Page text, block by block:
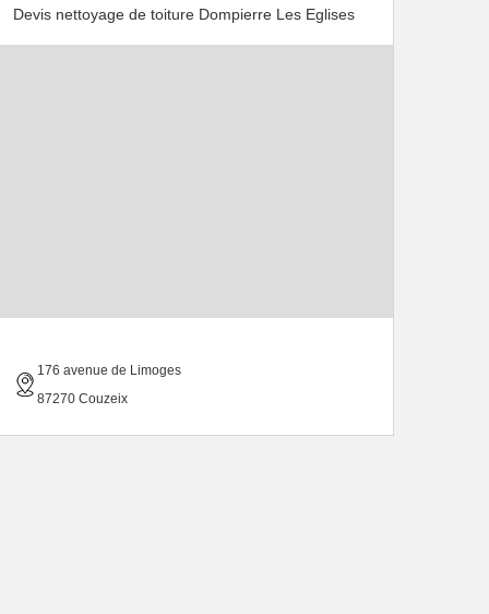
Devis nettoyage de toiture Dompierre Les Eglises
176 avenue de Limoges
87270 Couzeix